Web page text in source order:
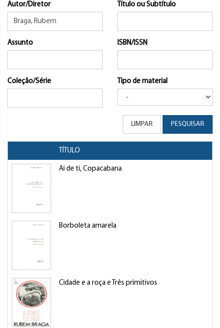
Autor/Diretor Título ou Subtítulo
Assunto ISBN/ISSN
Coleção/Série Tipo de material
LIMPAR PESQUISAR
TÍTULO
Ai de ti, Copacabana
Borboleta amarela
Cidade e a roça e Três primitivos